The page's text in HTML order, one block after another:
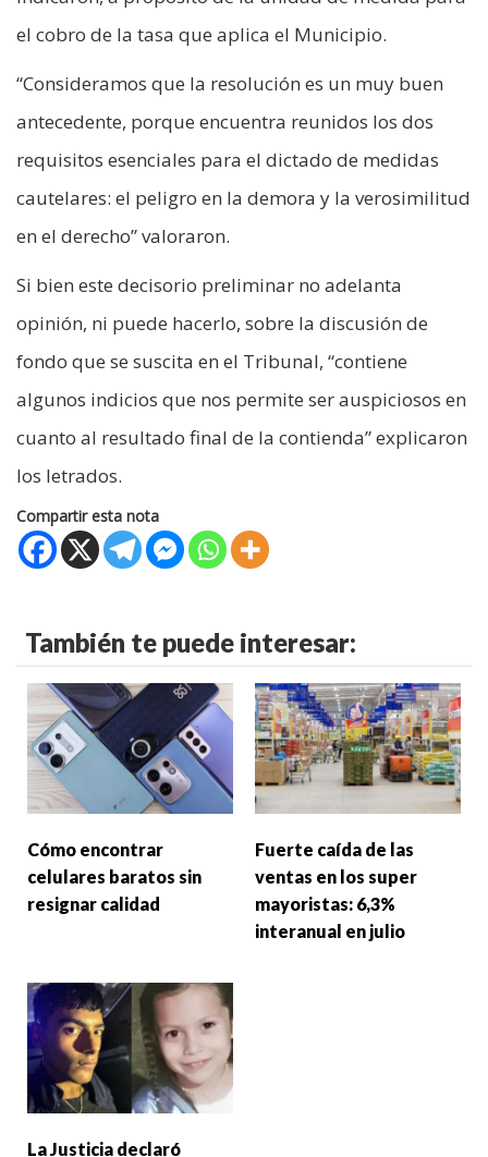
el cobro de la tasa que aplica el Municipio.
“Consideramos que la resolución es un muy buen
antecedente, porque encuentra reunidos los dos
requisitos esenciales para el dictado de medidas
cautelares: el peligro en la demora y la verosimilitud
en el derecho” valoraron.
Si bien este decisorio preliminar no adelanta
opinión, ni puede hacerlo, sobre la discusión de
fondo que se suscita en el Tribunal, “contiene
algunos indicios que nos permite ser auspiciosos en
cuanto al resultado final de la contienda” explicaron
los letrados.
Compartir esta nota
También te puede interesar:
Cómo encontrar
celulares baratos sin
resignar calidad
Fuerte caída de las
ventas en los super
mayoristas: 6,3%
interanual en julio
La Justicia declaró